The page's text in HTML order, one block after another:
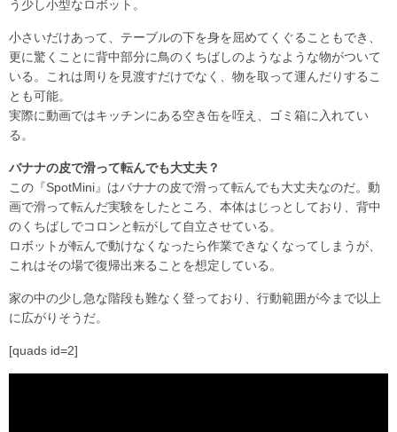
う少し小型なロボット。
小さいだけあって、テーブルの下を身を屈めてくぐることもでき、
更に驚くことに背中部分に鳥のくちばしのようなような物がついて
いる。これは周りを見渡すだけでなく、物を取って運んだりするこ
とも可能。
実際に動画ではキッチンにある空き缶を咥え、ゴミ箱に入れてい
る。
バナナの皮で滑って転んでも大丈夫？
この『SpotMini』はバナナの皮で滑って転んでも大丈夫なのだ。動
画で滑って転んだ実験をしたところ、本体はじっとしており、背中
のくちばしでコロンと転がして自立させている。
ロボットが転んで動けなくなったら作業できなくなってしまうが、
これはその場で復帰出来ることを想定している。
家の中の少し急な階段も難なく登っており、行動範囲が今まで以上
に広がりそうだ。
[quads id=2]